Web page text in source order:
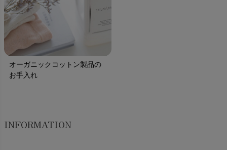
オーガニックコットン製品の
お手入れ
INFORMATION